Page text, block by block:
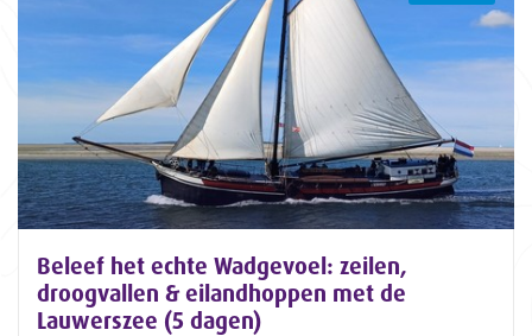
Beleef het echte Wadgevoel: zeilen,
droogvallen & eilandhoppen met de
Lauwerszee (5 dagen)